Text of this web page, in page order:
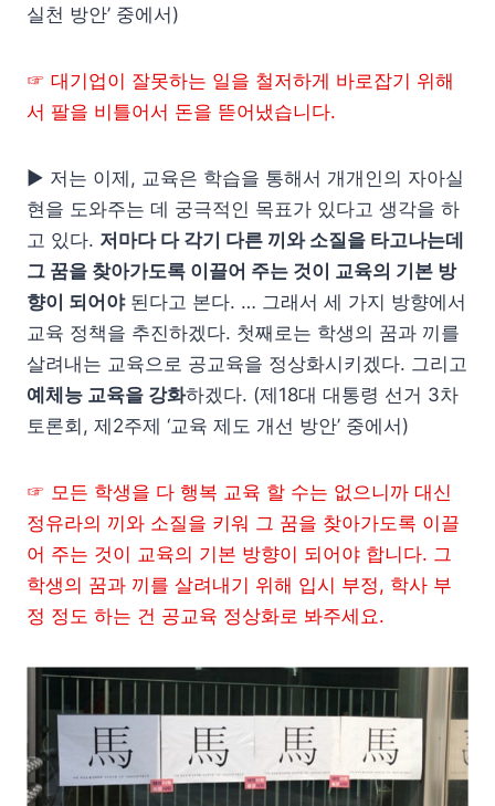
실천 방안’ 중에서)
☞ 대기업이 잘못하는 일을 철저하게 바로잡기 위해
서 팔을 비틀어서 돈을 뜯어냈습니다.
▶ 저는 이제, 교육은 학습을 통해서 개개인의 자아실
현을 도와주는 데 궁극적인 목표가 있다고 생각을 하
고 있다. 저마다 다 각기 다른 끼와 소질을 타고나는데
그 꿈을 찾아가도록 이끌어 주는 것이 교육의 기본 방
향이 되어야된다고 본다. … 그래서 세 가지 방향에서
교육 정책을 추진하겠다. 첫째로는 학생의 꿈과 끼를
살려내는 교육으로 공교육을 정상화시키겠다. 그리고
예체능 교육을 강화하겠다. (제18대 대통령 선거 3차
토론회, 제2주제 ‘교육 제도 개선 방안’ 중에서)
☞ 모든 학생을 다 행복 교육 할 수는 없으니까 대신
정유라의 끼와 소질을 키워 그 꿈을 찾아가도록 이끌
어 주는 것이 교육의 기본 방향이 되어야 합니다. 그
학생의 꿈과 끼를 살려내기 위해 입시 부정, 학사 부
정 정도 하는 건 공교육 정상화로 봐주세요.